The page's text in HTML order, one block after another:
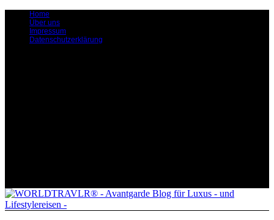
Home
Über uns
Impressum
Datenschutzerklärung